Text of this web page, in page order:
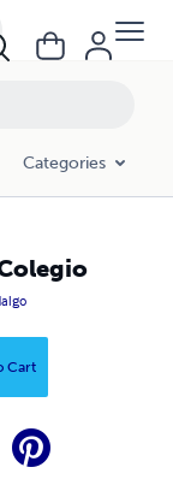
Categories
Cart